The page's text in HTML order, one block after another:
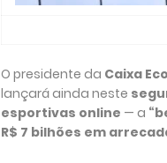
O presidente da Caixa
lançará ainda neste
esportivas online — a
R$ 7 bilhões em